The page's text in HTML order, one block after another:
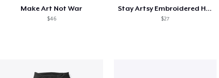
Make Art Not War
$46
Stay Artsy Embroidered Hat
$27